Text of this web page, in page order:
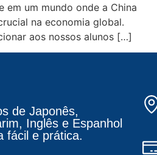
em um mundo onde a China
na economia global.
aos nossos alunos […]
de Japonês,
Inglês e Espanhol
fácil e prática.